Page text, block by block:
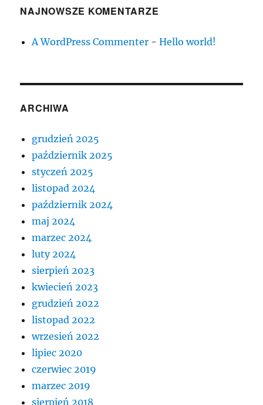
NAJNOWSZE KOMENTARZE
A WordPress Commenter -Hello world!
ARCHIWA
grudzień 2025
październik 2025
styczeń 2025
listopad 2024
październik 2024
maj 2024
marzec 2024
luty 2024
sierpień 2023
kwiecień 2023
grudzień 2022
listopad 2022
wrzesień 2022
lipiec 2020
czerwiec 2019
marzec 2019
sierpień 2018